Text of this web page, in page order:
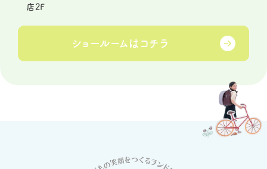
店2F
ショールームは コチラ